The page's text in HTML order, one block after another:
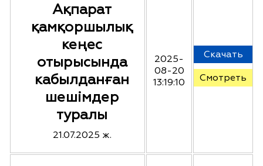
Ақпарат
қамқоршылық
кеңес
отырысында
кабылданған
шешімдер
туралы
21.07.2025 ж.
2025-
08-20
13:19:10
Скачать
Смотреть